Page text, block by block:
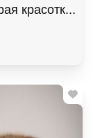
руки
красотка